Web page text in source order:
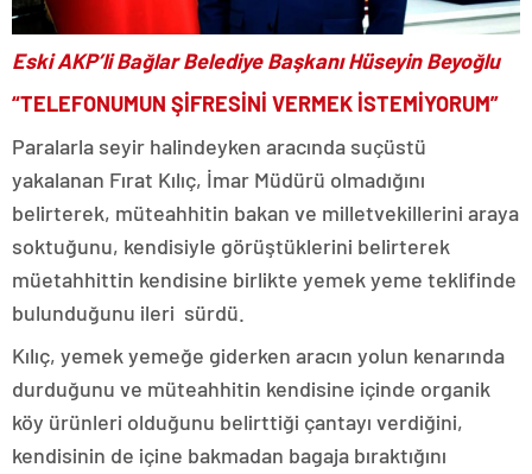
Eski AKP’li Bağlar Belediye Başkanı Hüseyin Beyoğlu
“TELEFONUMUN ŞİFRESİNİ VERMEK İSTEMİYORUM”
Paralarla seyir halindeyken aracında suçüstü
yakalanan Fırat Kılıç, İmar Müdürü olmadığını
belirterek, müteahhitin bakan ve milletvekillerini araya
soktuğunu, kendisiyle görüştüklerini belirterek
müetahhittin kendisine birlikte yemek yeme teklifinde
bulunduğunu ileri sürdü.
Kılıç, yemek yemeğe giderken aracın yolun kenarında
durduğunu ve müteahhitin kendisine içinde organik
köy ürünleri olduğunu belirttiği çantayı verdiğini,
kendisinin de içine bakmadan bagaja bıraktığını